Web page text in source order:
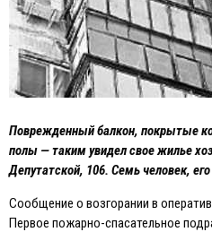
Поврежденный балкон, покрытые
полы — таким увидел свое жилье
Депутатской, 106. Семь человек,
Сообщение о возгорании в
Первое пожарно-спасательное